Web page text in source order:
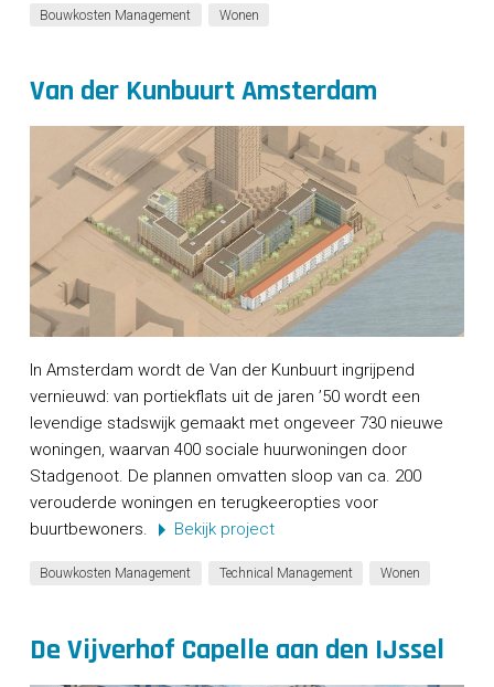
Bouwkosten Management Wonen
Van der Kunbuurt Amsterdam
In Amsterdam wordt de Van der Kunbuurt ingrijpend
vernieuwd: van portiekflats uit de jaren ’50 wordt een
levendige stadswijk gemaakt met ongeveer 730 nieuwe
woningen, waarvan 400 sociale huurwoningen door
Stadgenoot. De plannen omvatten sloop van ca. 200
verouderde woningen en terugkeeropties voor
buurtbewoners.
Bekijk project
Bouwkosten Management Technical Management Wonen
De Vijverhof Capelle aan den IJssel